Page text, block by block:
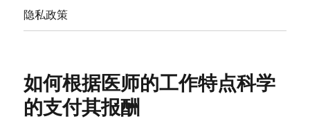
隐私政策
如何根据医师的工作特点科学
的支付其报酬